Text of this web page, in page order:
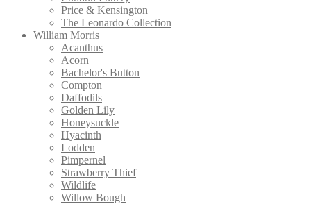
Price & Kensington
The Leonardo Collection
William Morris
Acanthus
Acorn
Bachelor's Button
Compton
Daffodils
Golden Lily
Honeysuckle
Hyacinth
Lodden
Pimpernel
Strawberry Thief
Wildlife
Willow Bough